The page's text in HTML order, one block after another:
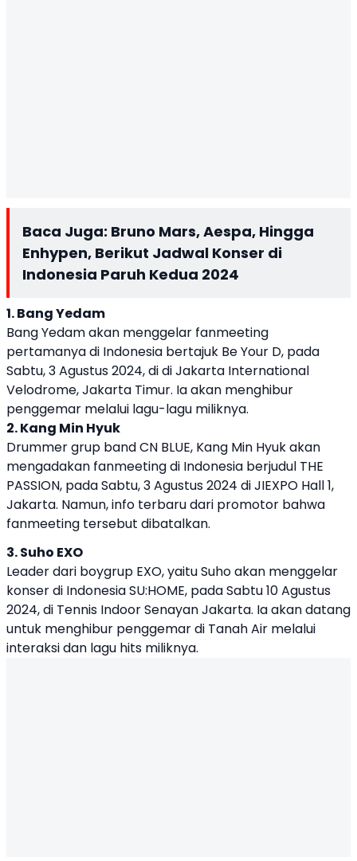
Baca Juga: Bruno Mars, Aespa, Hingga
Enhypen, Berikut Jadwal Konser di
Indonesia Paruh Kedua 2024
1. Bang Yedam
Bang Yedam akan menggelar fanmeeting
pertamanya di Indonesia bertajuk Be Your D, pada
Sabtu, 3 Agustus 2024, di di Jakarta International
Velodrome, Jakarta Timur. Ia akan menghibur
penggemar melalui lagu-lagu miliknya.
2. Kang Min Hyuk
Drummer grup band CN BLUE, Kang Min Hyuk akan
mengadakan fanmeeting di Indonesia berjudul THE
PASSION, pada Sabtu, 3 Agustus 2024 di JIEXPO Hall 1,
Jakarta. Namun, info terbaru dari promotor bahwa
fanmeeting tersebut dibatalkan.
3. Suho EXO
Leader dari boygrup EXO, yaitu Suho akan menggelar
konser di Indonesia SU:HOME, pada Sabtu 10 Agustus
2024, di Tennis Indoor Senayan Jakarta. Ia akan datang
untuk menghibur penggemar di Tanah Air melalui
interaksi dan lagu hits miliknya.